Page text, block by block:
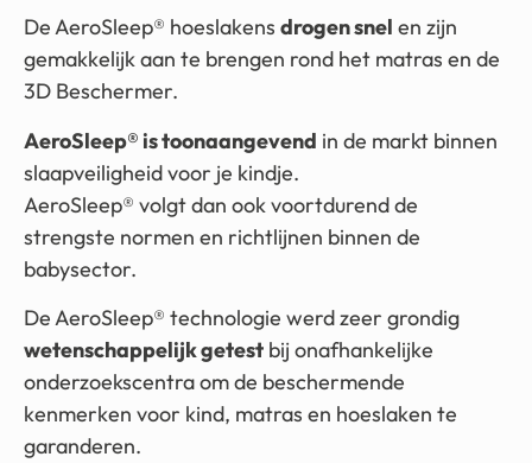
De AeroSleep® hoeslakens drogen snel en zijn
gemakkelijk aan te brengen rond het matras en de
3D Beschermer.
AeroSleep® is toonaangevend in de markt binnen
slaapveiligheid voor je kindje.
AeroSleep® volgt dan ook voortdurend de
strengste normen en richtlijnen binnen de
babysector.
De AeroSleep® technologie werd zeer grondig
wetenschappelijk getest bij onafhankelijke
onderzoekscentra om de beschermende
kenmerken voor kind, matras en hoeslaken te
garanderen.